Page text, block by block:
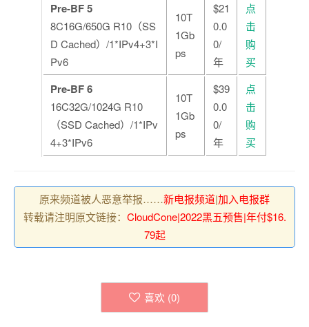
Pre-BF 5
8C16G/650G R10（SS
D Cached）/1*IPv4+3*I
Pv6
10T
1Gb
ps
$21
0.0
0/
年
点
击
购
买
Pre-BF 6
16C32G/1024G R10
（SSD Cached）/1*IPv
4+3*IPv6
10T
1Gb
ps
$39
0.0
0/
年
点
击
购
买
原来频道被人恶意举报……新电报频道|加入电报群
转载请注明原文链接： CloudCone|2022黑五预售|年付$16.
79起
喜欢 (0)